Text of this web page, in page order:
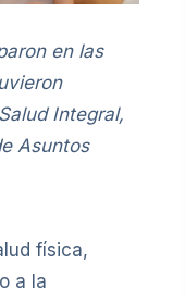
en las
Integral,
Asuntos
física,
a la